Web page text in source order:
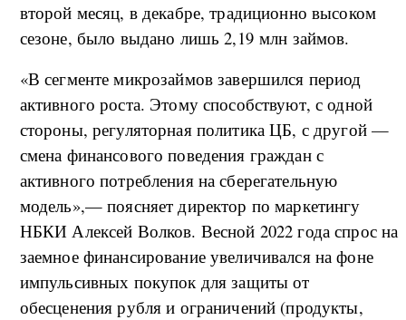
второй месяц, в декабре, традиционно высоком
сезоне, было выдано лишь 2,19 млн займов.
«В сегменте микрозаймов завершился период
активного роста. Этому способствуют, с одной
стороны, регуляторная политика ЦБ, с другой —
смена финансового поведения граждан с
активного потребления на сберегательную
модель»,— поясняет директор по маркетингу
НБКИ Алексей Волков. Весной 2022 года спрос на
заемное финансирование увеличивался на фоне
импульсивных покупок для защиты от
обесценения рубля и ограничений (продукты,